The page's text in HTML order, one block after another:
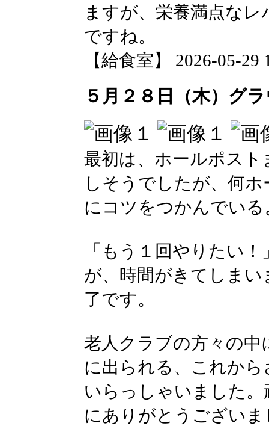
ますが、栄養満点な
ですね。
【給食室】 2026-05-29
５月２８日（木）グ
最初は、ホールポス
しそうでしたが、何
にコツをつかんでい
「もう１回やりたい
が、時間がきてしま
了です。
老人クラブの方々の中
に出られる、これか
いらっしゃいました
にありがとうございま